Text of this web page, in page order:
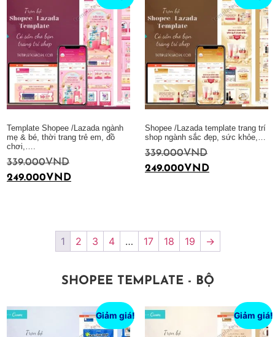
Template Shopee /Lazada ngành
mẹ & bé, thời trang trẻ em, đồ
chơi,….
339.000VND
249.000VND
Shopee /Lazada template trang trí
shop ngành sắc đẹp, sức khỏe,…
339.000VND
249.000VND
1 2 3 4 … 17 18 19 →
SHOPEE TEMPLATE - BỘ
Giảm giá! Giảm giá!